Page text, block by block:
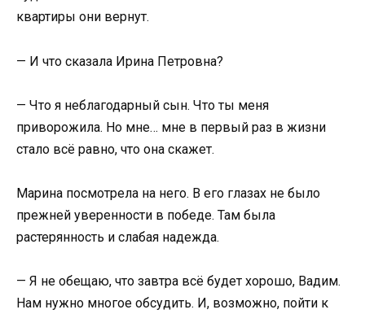
квартиры они вернут.
— И что сказала Ирина Петровна?
— Что я неблагодарный сын. Что ты меня
приворожила. Но мне… мне в первый раз в жизни
стало всё равно, что она скажет.
Марина посмотрела на него. В его глазах не было
прежней уверенности в победе. Там была
растерянность и слабая надежда.
— Я не обещаю, что завтра всё будет хорошо, Вадим.
Нам нужно многое обсудить. И, возможно, пойти к